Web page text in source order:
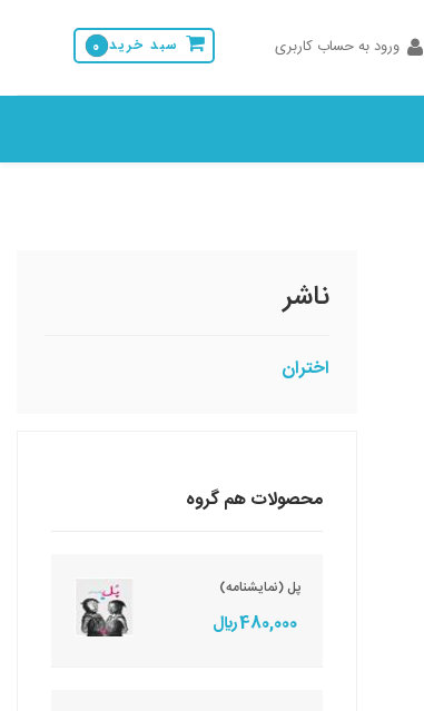
ورود به حساب کاربری سبد خرید 0
ناشر
اختران
محصولات هم گروه
پل (نمایشنامه)
480,000 ريال